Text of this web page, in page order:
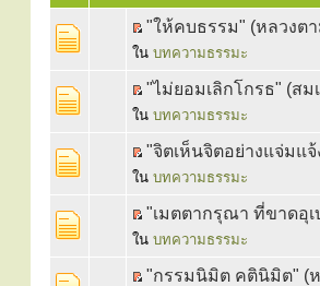
"ให้คบธรรม" (หลวง
ใน บทความธรรมะ
"ไม่ยอมเลิกโกรธ" (สม
ใน บทความธรรมะ
"จิตเห็นจิตอย่างแจ่มแ
ใน บทความธรรมะ
"เมตตากรุณา ที่ขาดอุเ
ใน บทความธรรมะ
"กรรมนิมิต คตินิมิต" (ห